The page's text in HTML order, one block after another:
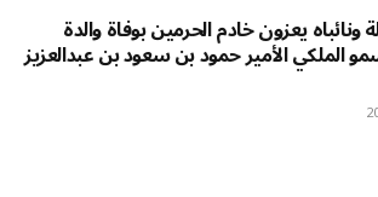
ونائباه يعزون خادم الحرمين بوفاة والدة
الملكي الأمير حمود بن سعود بن عبدالعزيز